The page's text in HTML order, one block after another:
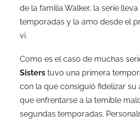
de la familia Walker, la serie
temporadas y la amo desde el
vi.
Como es el caso de muchas
Sisters tuvo una primera
con la que consiguió fidelizar su
que enfrentarse a la temible
segundas temporadas.